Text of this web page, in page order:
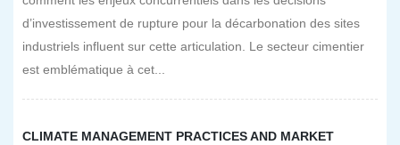
d’investissement de rupture pour la décarbonation des sites
industriels influent sur cette articulation. Le secteur cimentier
est emblématique à cet...
CLIMATE MANAGEMENT PRACTICES AND MARKET